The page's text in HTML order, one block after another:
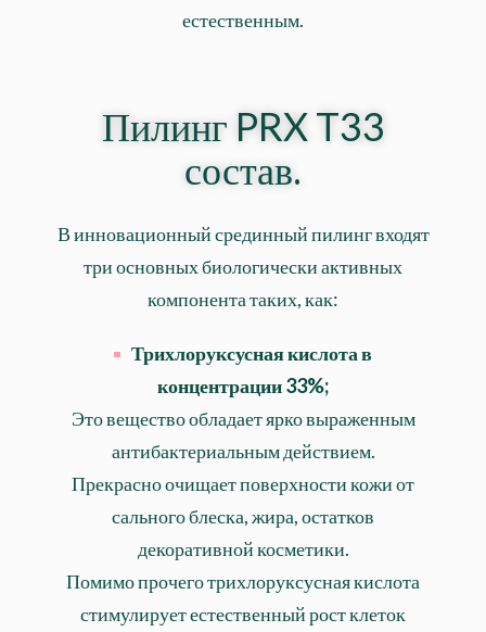
естественным.
Пилинг PRX T33
состав.
В инновационный срединный пилинг входят
три основных биологически активных
компонента таких, как:
Трихлоруксусная кислота в
концентрации 33%;
Это вещество обладает ярко выраженным
антибактериальным действием.
Прекрасно очищает поверхности кожи от
сального блеска, жира, остатков
декоративной косметики.
Помимо прочего трихлоруксусная кислота
стимулирует естественный рост клеток